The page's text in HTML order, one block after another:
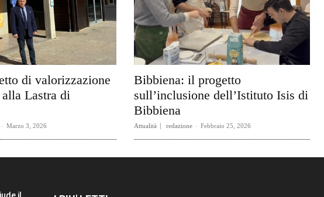
di valorizzazione
Lastra di
- Marzo 3, 2026
Bibbiena: il progetto
sull’inclusione dell’Istituto Isis di
Bibbiena
Attualità redazione - Febbraio 25, 2026